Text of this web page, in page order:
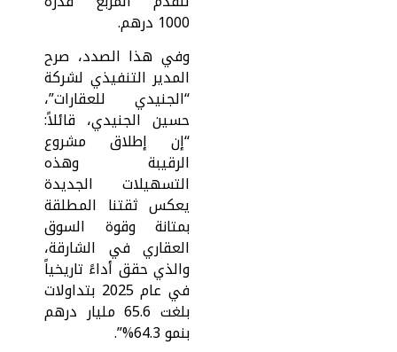
1000 درهم.
وفي هذا الصدد، صرح
المدير التنفيذي لشركة
“الجنيدي للعقارات”،
حسين الجنيدي، قائلاً:
“إن إطلاق مشروع
الرقيبة وهذه
التسهيلات الجديدة
يعكس ثقتنا المطلقة
بمتانة وقوة السوق
العقاري في الشارقة،
والذي حقق أداءً تاريخياً
في عام 2025 بتداولات
بلغت 65.6 مليار درهم
بنمو 64.3%”.